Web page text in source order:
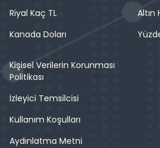
Riyal Kaç TL
Kanada Doları
Altın
Kişisel Verilerin Korunması
Politikası
İzleyici Temsilcisi
Kullanım Koşulları
Aydınlatma Metni